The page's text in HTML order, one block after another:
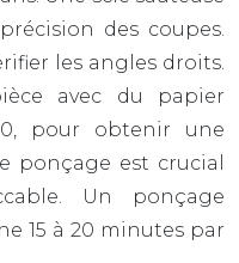
des coupes.
les angles droits.
avec du papier
pour obtenir une
ponçage est crucial
Un ponçage
15 à 20 minutes par